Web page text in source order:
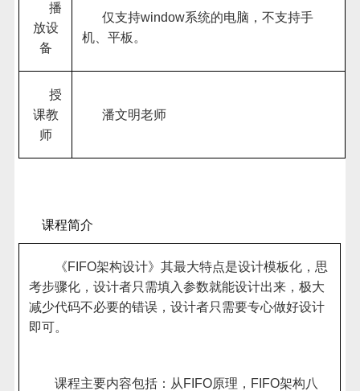
播
放设
备
仅支持window系统的电脑，不支持手
机、平板。
授
课教
师
潘文明老师
课程简介
《FIFO架构设计》其最大特点是设计模板化，思
考步骤化，设计者只需填入参数就能设计出来，极大
减少代码不必要的错误，设计者只需要专心做好设计
即可。
课程主要内容包括：从 FIFO原理， FIFO架构八